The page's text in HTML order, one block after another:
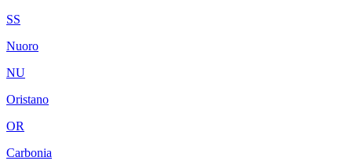
SS
Nuoro
NU
Oristano
OR
Carbonia